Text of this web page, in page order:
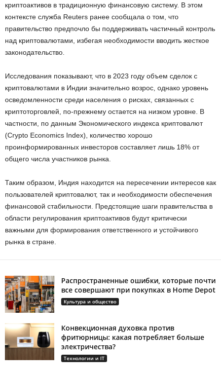
криптоактивов в традиционную финансовую систему. В этом
контексте служба Reuters ранее сообщала о том, что
правительство предпочло бы поддерживать частичный контроль
над криптовалютами, избегая необходимости вводить жесткое
законодательство.
Исследования показывают, что в 2023 году объем сделок с
криптовалютами в Индии значительно возрос, однако уровень
осведомленности среди населения о рисках, связанных с
криптоторговлей, по-прежнему остается на низком уровне. В
частности, по данным Экономического индекса криптовалют
(Crypto Economics Index), количество хорошо
проинформированных инвесторов составляет лишь 18% от
общего числа участников рынка.
Таким образом, Индия находится на пересечении интересов как
пользователей криптовалют, так и необходимости обеспечения
финансовой стабильности. Предстоящие шаги правительства в
области регулирования криптоактивов будут критически
важными для формирования ответственного и устойчивого
рынка в стране.
Распространенные ошибки, которые почти
все совершают при покупках в Home Depot
Культура и общество
Конвекционная духовка против
фритюрницы: какая потребляет больше
электричества?
Технологии и IT